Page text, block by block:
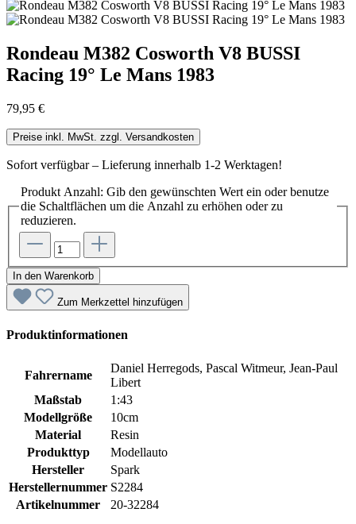
Rondeau M382 Cosworth V8 BUSSI
Racing 19° Le Mans 1983
79,95 €
Preise inkl. MwSt. zzgl. Versandkosten
Sofort verfügbar – Lieferung innerhalb 1-2 Werktagen!
Produkt Anzahl: Gib den gewünschten Wert ein oder benutze
die Schaltflächen um die Anzahl zu erhöhen oder zu
reduzieren.
In den Warenkorb
Zum Merkzettel hinzufügen
Produktinformationen
Fahrername
Daniel Herregods, Pascal Witmeur, Jean-Paul
Libert
Maßstab
1:43
Modellgröße
10cm
Material
Resin
Produkttyp
Modellauto
Hersteller
Spark
Herstellernummer S2284
Artikelnummer
20-32284